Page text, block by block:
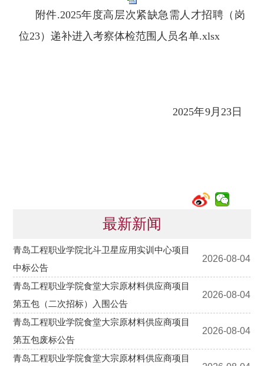
附件.2025年度高层次紧缺急需人才招聘（岗
位23）递补进入考察体检范围人员名单.xlsx
2025年9月23日
最新新闻